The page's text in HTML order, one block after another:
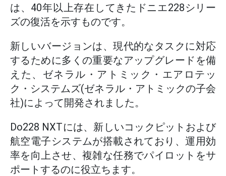
は、40年以上存在してきたドニエ228シリー
ズの復活を示すものです。
新しいバージョンは、現代的なタスクに対応
するために多くの重要なアップグレードを備
えた、ゼネラル・アトミック・エアロテッ
ク・システムズ(ゼネラル・アトミックの子会
社)によって開発されました。
Do228 NXTには、新しいコックピットおよび
航空電子システムが搭載されており、運用効
率を向上させ、複雑な任務でパイロットをサ
ポートするのに役立ちます。